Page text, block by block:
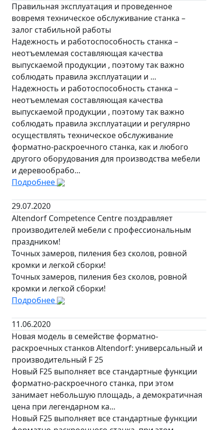
Правильная эксплуатация и проведенное
вовремя техническое обслуживание станка –
залог стабильной работы
Надежность и работоспособность станка –
неотъемлемая составляющая качества
выпускаемой продукции , поэтому так важно
соблюдать правила эксплуатации и ...
Надежность и работоспособность станка –
неотъемлемая составляющая качества
выпускаемой продукции , поэтому так важно
соблюдать правила эксплуатации и регулярно
осуществлять техническое обслуживание
форматно-раскроечного станка, как и любого
другого оборудования для производства мебели
и деревообрабо...
Подробнее
29.07.2020
Altendorf Competence Centre поздравляет
производителей мебели с профессиональным
праздником!
Точных замеров, пиления без сколов, ровной
кромки и легкой сборки!
Точных замеров, пиления без сколов, ровной
кромки и легкой сборки!
Подробнее
11.06.2020
Новая модель в семействе форматно-
раскроечных станков Altendorf: универсальный и
производительный F 25
Новый F25 выполняет все стандартные функции
форматно-раскроечного станка, при этом
занимает небольшую площадь, а демократичная
цена при легендарном ка...
Новый F25 выполняет все стандартные функции